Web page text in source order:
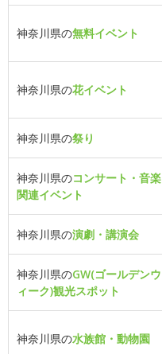
神奈川県の無料イベント
神奈川県の花イベント
神奈川県の祭り
神奈川県のコンサート・音楽
関連イベント
神奈川県の演劇・講演会
神奈川県のGW(ゴールデンウ
ィーク)観光スポット
神奈川県の水族館・動物園